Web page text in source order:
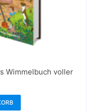
Wimmelbuch voller